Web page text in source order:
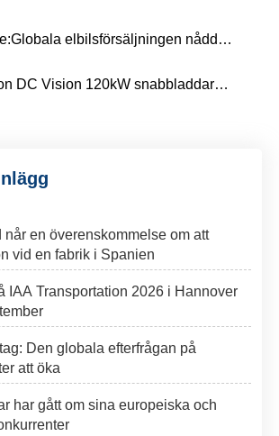
Globala elbilsförsäljningen nådde 5,39 miljoner enheter under tredje kvartalet, helårsförväntan överstiger 20 miljoner
120kW snabbladdare med mediaskärm installerad i Europa，2025
når en överenskommelse om att
vid en fabrik i Spanien
IAA Transportation 2026 i Hannover
Den globala efterfrågan på
att öka
har gått om sina europeiska och